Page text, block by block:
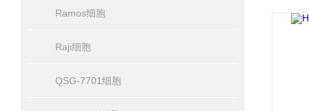
Ramos细胞
Raji细胞
QSG-7701细胞